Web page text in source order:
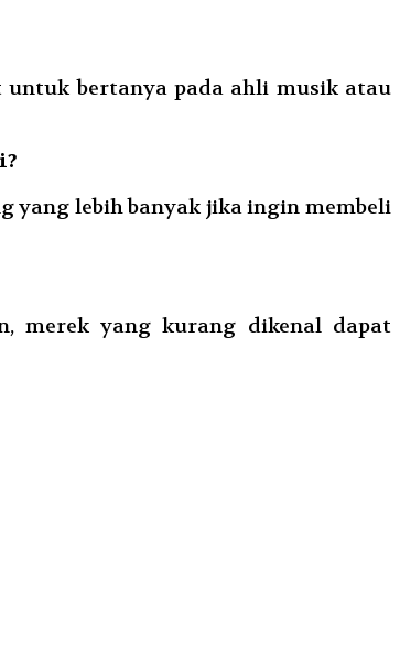
bertanya pada ahli musik atau
yang lebih banyak jika ingin membeli
merek yang kurang dikenal dapat